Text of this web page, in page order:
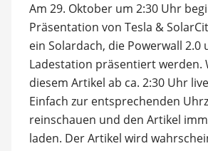
Am 29. Oktober um 2:30 Uhr
Präsentation von Tesla &
ein Solardach, die Powerwall 2.0
Ladestation präsentiert werden.
diesem Artikel ab ca. 2:30 Uhr
Einfach zur entsprechenden
reinschauen und den Artikel
laden. Der Artikel wird